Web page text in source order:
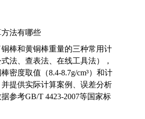
法有哪些
棒和黄铜棒重量的三种常用计
法、查表法、在线工具法），
密度取值（8.4-8.7g/cm³）和计
提供实际计算案例、误差分析
参考GB/T 4423-2007等国家标